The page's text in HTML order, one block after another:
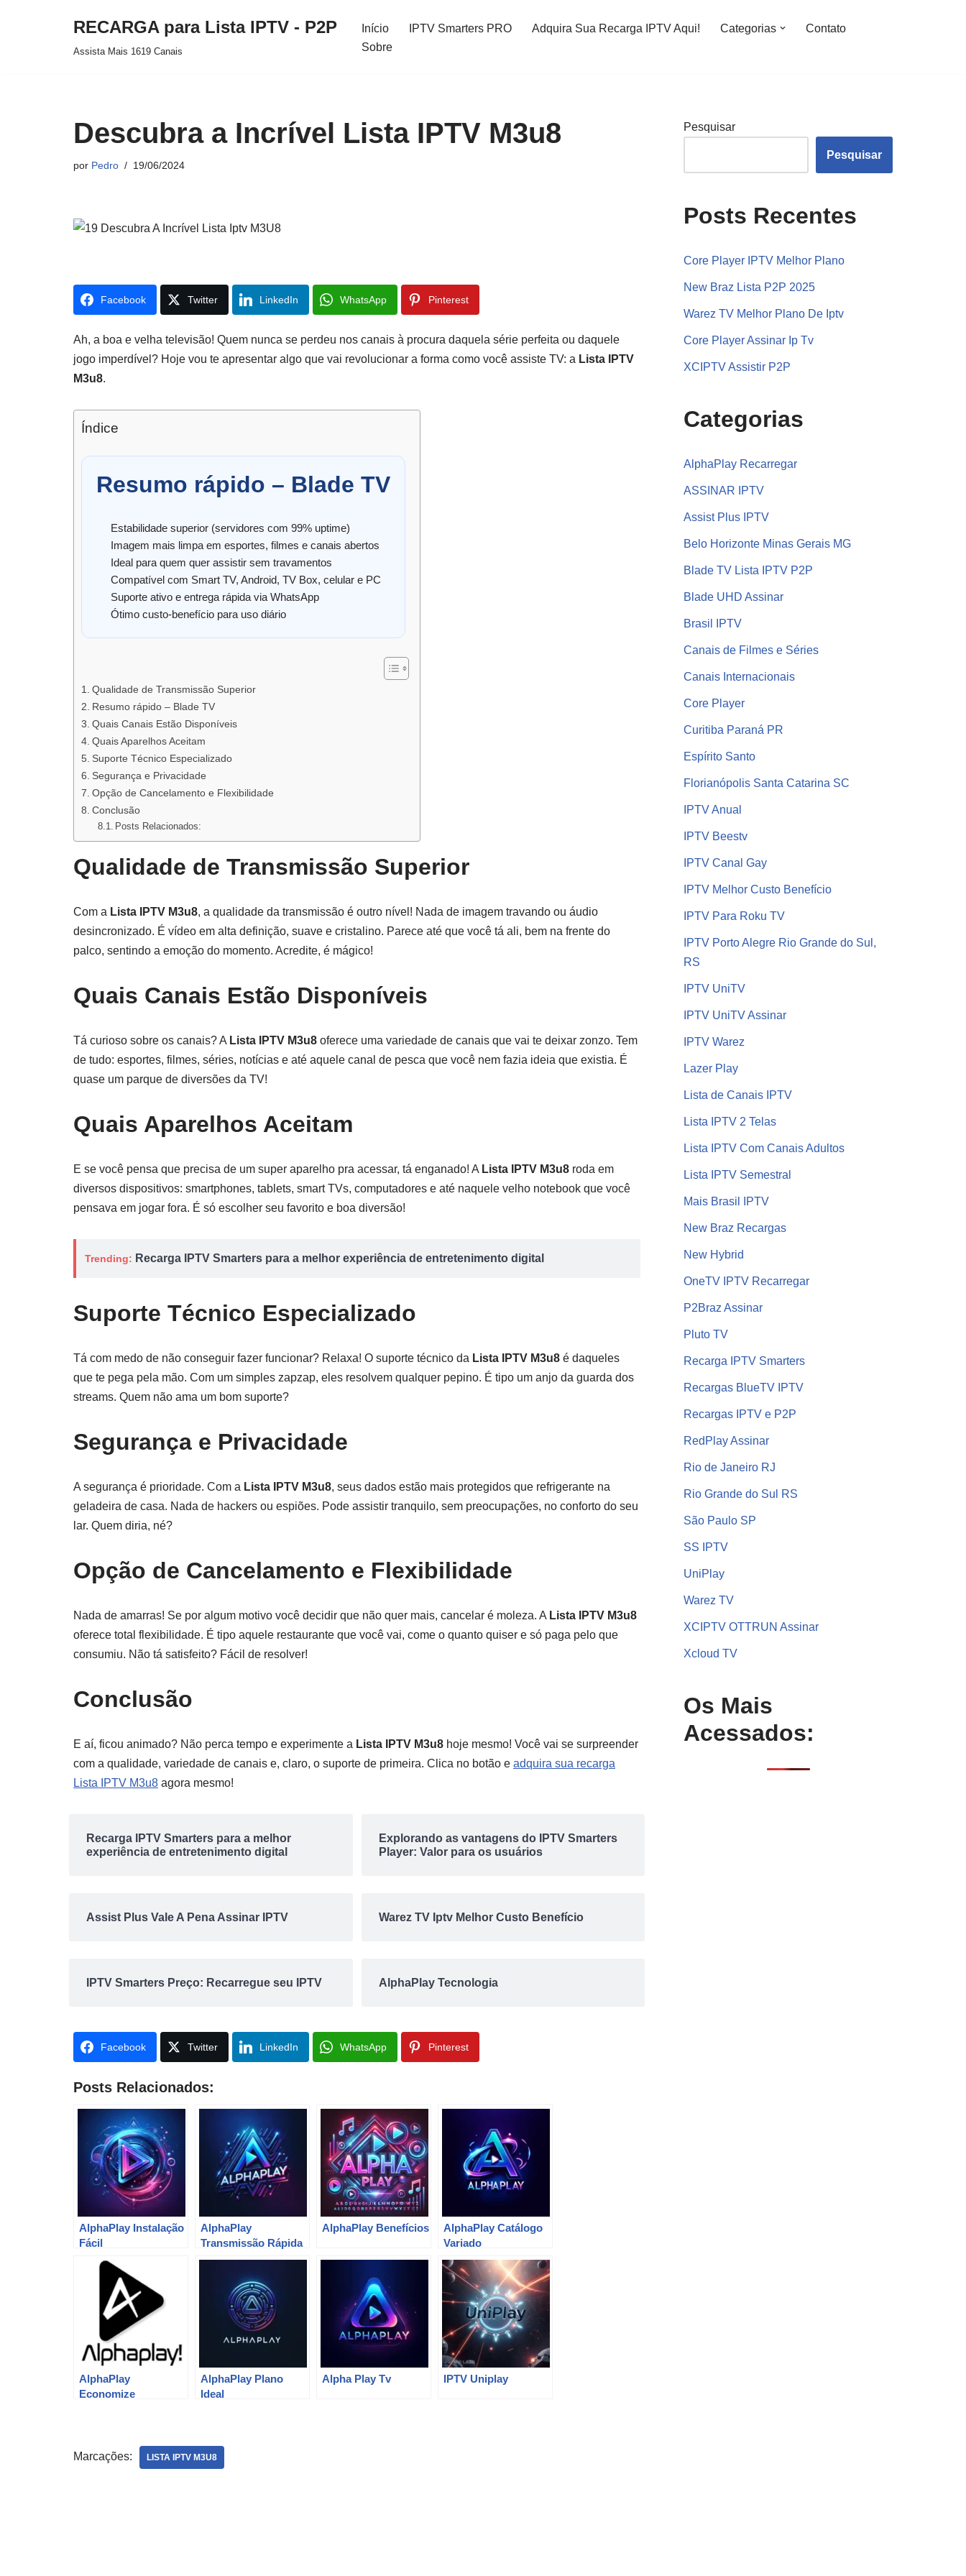
RECARGA para Lista IPTV - P2P
Assista Mais 1619 Canais
Início IPTV Smarters PRO Adquira Sua Recarga IPTV Aqui! Categorias
Contato
Sobre
Descubra a Incrível Lista IPTV M3u8
por Pedro 19/06/2024
Facebook Twitter LinkedIn WhatsApp Pinterest
Ah, a boa e velha televisão! Quem nunca se perdeu nos canais à procura daquela série perfeita ou daquele
jogo imperdível? Hoje vou te apresentar algo que vai revolucionar a forma como você assiste TV: a Lista IPTV
M3u8.
Índice
Resumo rápido – Blade TV
Estabilidade superior (servidores com 99% uptime)
Imagem mais limpa em esportes, filmes e canais abertos
Ideal para quem quer assistir sem travamentos
Compatível com Smart TV, Android, TV Box, celular e PC
Suporte ativo e entrega rápida via WhatsApp
Ótimo custo-benefício para uso diário
Qualidade de Transmissão Superior
Resumo rápido – Blade TV
Quais Canais Estão Disponíveis
Quais Aparelhos Aceitam
Suporte Técnico Especializado
Segurança e Privacidade
Opção de Cancelamento e Flexibilidade
Conclusão
Posts Relacionados:
Qualidade de Transmissão Superior
Com a Lista IPTV M3u8, a qualidade da transmissão é outro nível! Nada de imagem travando ou áudio
desincronizado. É vídeo em alta definição, suave e cristalino. Parece até que você tá ali, bem na frente do
palco, sentindo a emoção do momento. Acredite, é mágico!
Quais Canais Estão Disponíveis
Tá curioso sobre os canais? A Lista IPTV M3u8 oferece uma variedade de canais que vai te deixar zonzo. Tem
de tudo: esportes, filmes, séries, notícias e até aquele canal de pesca que você nem fazia ideia que existia. É
quase um parque de diversões da TV!
Quais Aparelhos Aceitam
E se você pensa que precisa de um super aparelho pra acessar, tá enganado! A Lista IPTV M3u8 roda em
diversos dispositivos: smartphones, tablets, smart TVs, computadores e até naquele velho notebook que você
pensava em jogar fora. É só escolher seu favorito e boa diversão!
Trending: Recarga IPTV Smarters para a melhor experiência de entretenimento digital
Suporte Técnico Especializado
Tá com medo de não conseguir fazer funcionar? Relaxa! O suporte técnico da Lista IPTV M3u8 é daqueles
que te pega pela mão. Com um simples zapzap, eles resolvem qualquer pepino. É tipo um anjo da guarda dos
streams. Quem não ama um bom suporte?
Segurança e Privacidade
A segurança é prioridade. Com a Lista IPTV M3u8, seus dados estão mais protegidos que refrigerante na
geladeira de casa. Nada de hackers ou espiões. Pode assistir tranquilo, sem preocupações, no conforto do seu
lar. Quem diria, né?
Opção de Cancelamento e Flexibilidade
Nada de amarras! Se por algum motivo você decidir que não quer mais, cancelar é moleza. A Lista IPTV M3u8
oferece total flexibilidade. É tipo aquele restaurante que você vai, come o quanto quiser e só paga pelo que
consumiu. Não tá satisfeito? Fácil de resolver!
Conclusão
E aí, ficou animado? Não perca tempo e experimente a Lista IPTV M3u8 hoje mesmo! Você vai se surpreender
com a qualidade, variedade de canais e, claro, o suporte de primeira. Clica no botão e adquira sua recarga
Lista IPTV M3u8 agora mesmo!
Recarga IPTV Smarters para a melhor
experiência de entretenimento digital
Explorando as vantagens do IPTV Smarters
Player: Valor para os usuários
Assist Plus Vale A Pena Assinar IPTV Warez TV Iptv Melhor Custo Benefício
IPTV Smarters Preço: Recarregue seu IPTV AlphaPlay Tecnologia
Facebook Twitter LinkedIn WhatsApp Pinterest
Posts Relacionados:
AlphaPlay Instalação
Fácil
AlphaPlay
Transmissão Rápida
AlphaPlay Benefícios
AlphaPlay Catálogo
Variado
AlphaPlay
Economize
AlphaPlay Plano
Ideal
Alpha Play Tv IPTV Uniplay
Marcações: LISTA IPTV M3U8
Pesquisar
Pesquisar
Posts Recentes
Core Player IPTV Melhor Plano
New Braz Lista P2P 2025
Warez TV Melhor Plano De Iptv
Core Player Assinar Ip Tv
XCIPTV Assistir P2P
Categorias
AlphaPlay Recarregar
ASSINAR IPTV
Assist Plus IPTV
Belo Horizonte Minas Gerais MG
Blade TV Lista IPTV P2P
Blade UHD Assinar
Brasil IPTV
Canais de Filmes e Séries
Canais Internacionais
Core Player
Curitiba Paraná PR
Espírito Santo
Florianópolis Santa Catarina SC
IPTV Anual
IPTV Beestv
IPTV Canal Gay
IPTV Melhor Custo Benefício
IPTV Para Roku TV
IPTV Porto Alegre Rio Grande do Sul,
RS
IPTV UniTV
IPTV UniTV Assinar
IPTV Warez
Lazer Play
Lista de Canais IPTV
Lista IPTV 2 Telas
Lista IPTV Com Canais Adultos
Lista IPTV Semestral
Mais Brasil IPTV
New Braz Recargas
New Hybrid
OneTV IPTV Recarregar
P2Braz Assinar
Pluto TV
Recarga IPTV Smarters
Recargas BlueTV IPTV
Recargas IPTV e P2P
RedPlay Assinar
Rio de Janeiro RJ
Rio Grande do Sul RS
São Paulo SP
SS IPTV
UniPlay
Warez TV
XCIPTV OTTRUN Assinar
Xcloud TV
Os Mais
Acessados: